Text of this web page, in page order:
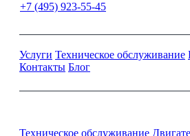
+7 (495) 923-55-45
Услуги Техническое обслуживание
Контакты Блог
Техническое обслуживание